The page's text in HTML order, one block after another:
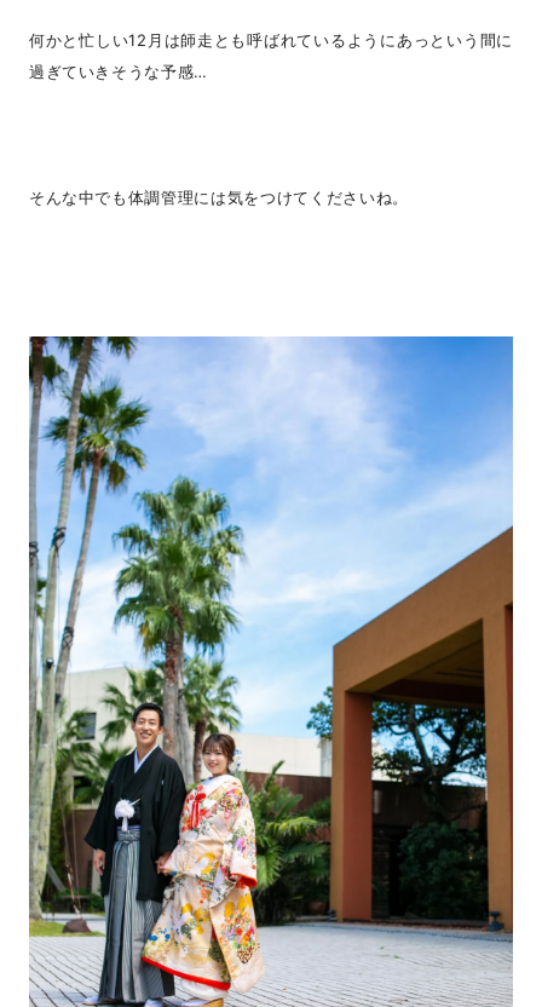
何かと忙しい12月は師走とも呼ばれているようにあっという間に
過ぎていきそうな予感…
そんな中でも体調管理には気をつけてくださいね。